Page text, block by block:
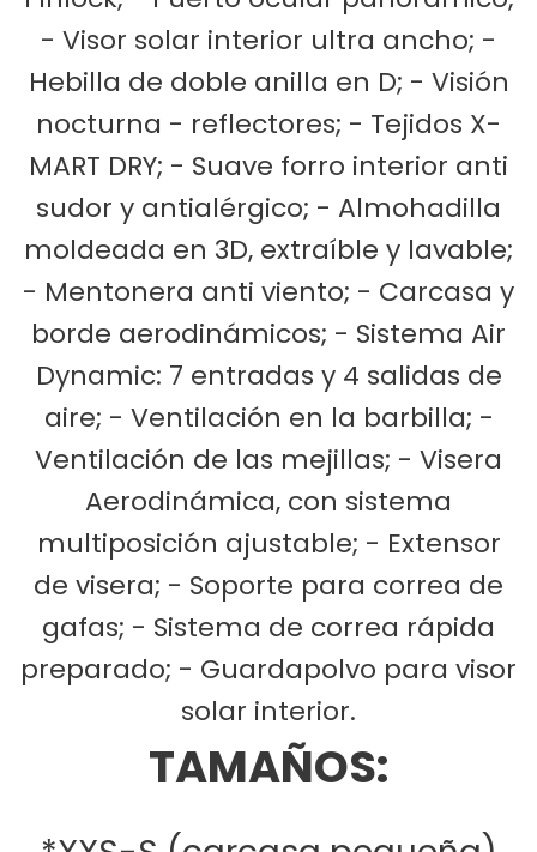
- Visor solar interior ultra ancho; -
Hebilla de doble anilla en D; - Visión
nocturna - reflectores; - Tejidos X-
MART DRY; - Suave forro interior anti
sudor y antialérgico; - Almohadilla
moldeada en 3D, extraíble y lavable;
- Mentonera anti viento; - Carcasa y
borde aerodinámicos; - Sistema Air
Dynamic: 7 entradas y 4 salidas de
aire; - Ventilación en la barbilla; -
Ventilación de las mejillas; - Visera
Aerodinámica, con sistema
multiposición ajustable; - Extensor
de visera; - Soporte para correa de
gafas; - Sistema de correa rápida
preparado; - Guardapolvo para visor
solar interior.
TAMAÑOS: